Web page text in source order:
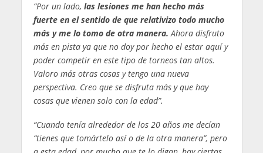
“Por un lado, las lesiones me han hecho más
fuerte en el sentido de que relativizo todo mucho
más y me lo tomo de otra manera. Ahora disfruto
más en pista ya que no doy por hecho el estar aquí y
poder competir en este tipo de torneos tan altos.
Valoro más otras cosas y tengo una nueva
perspectiva. Creo que se disfruta más y que hay
cosas que vienen solo con la edad”.
“Cuando tenía alrededor de los 20 años me decían
“tienes que tomártelo así o de la otra manera”, pero